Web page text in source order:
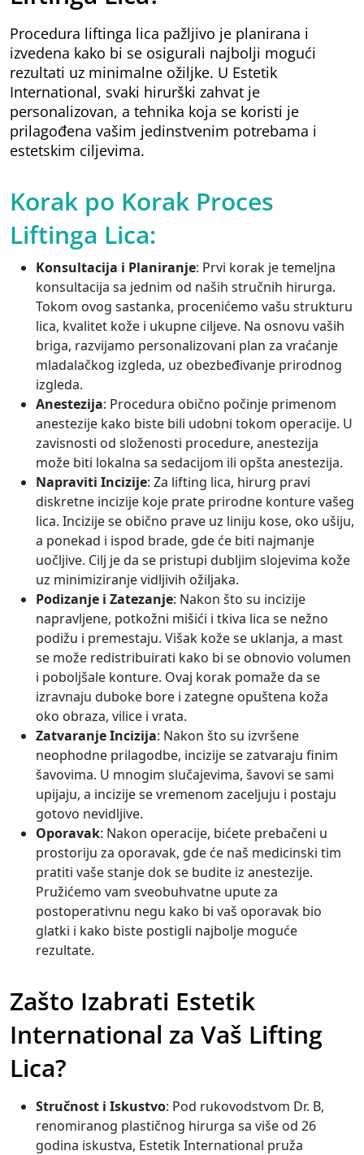
Procedura liftinga lica pažljivo je planirana i
izvedena kako bi se osigurali najbolji mogući
rezultati uz minimalne ožiljke. U Estetik
International, svaki hirurški zahvat je
personalizovan, a tehnika koja se koristi je
prilagođena vašim jedinstvenim potrebama i
estetskim ciljevima.
Korak po Korak Proces
Liftinga Lica:
Konsultacija i Planiranje: Prvi korak je temeljna
konsultacija sa jednim od naših stručnih hirurga.
Tokom ovog sastanka, procenićemo vašu strukturu
lica, kvalitet kože i ukupne ciljeve. Na osnovu vaših
briga, razvijamo personalizovani plan za vraćanje
mladalačkog izgleda, uz obezbeđivanje prirodnog
izgleda.
Anestezija: Procedura obično počinje primenom
anestezije kako biste bili udobni tokom operacije. U
zavisnosti od složenosti procedure, anestezija
može biti lokalna sa sedacijom ili opšta anestezija.
Napraviti Incizije: Za lifting lica, hirurg pravi
diskretne incizije koje prate prirodne konture vašeg
lica. Incizije se obično prave uz liniju kose, oko ušiju,
a ponekad i ispod brade, gde će biti najmanje
uočljive. Cilj je da se pristupi dubljim slojevima kože
uz minimiziranje vidljivih ožiljaka.
Podizanje i Zatezanje: Nakon što su incizije
napravljene, potkožni mišići i tkiva lica se nežno
podižu i premestaju. Višak kože se uklanja, a mast
se može redistribuirati kako bi se obnovio volumen
i poboljšale konture. Ovaj korak pomaže da se
izravnaju duboke bore i zategne opuštena koža
oko obraza, vilice i vrata.
Zatvaranje Incizija: Nakon što su izvršene
neophodne prilagodbe, incizije se zatvaraju finim
šavovima. U mnogim slučajevima, šavovi se sami
upijaju, a incizije se vremenom zaceljuju i postaju
gotovo nevidljive.
Oporavak: Nakon operacije, bićete prebačeni u
prostoriju za oporavak, gde će naš medicinski tim
pratiti vaše stanje dok se budite iz anestezije.
Pružićemo vam sveobuhvatne upute za
postoperativnu negu kako bi vaš oporavak bio
glatki i kako biste postigli najbolje moguće
rezultate.
Zašto Izabrati Estetik
International za Vaš Lifting
Lica?
Stručnost i Iskustvo: Pod rukovodstvom Dr. B,
renomiranog plastičnog hirurga sa više od 26
godina iskustva, Estetik International pruža